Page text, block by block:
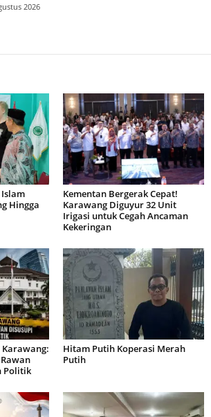
2026
Islam
Hingga
Kementan Bergerak Cepat!
Karawang Diguyur 32 Unit
Irigasi untuk Cegah Ancaman
Kekeringan
Karawang:
Politik
Hitam Putih Koperasi Merah
Putih